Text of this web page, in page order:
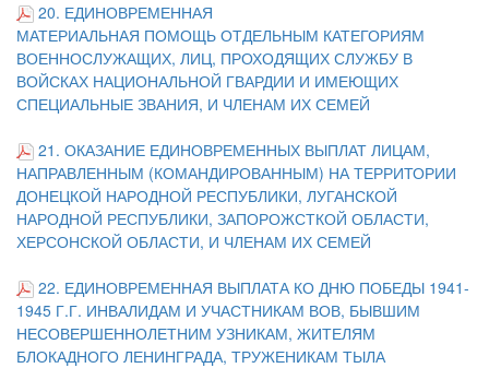
20. ЕДИНОВРЕМЕННАЯ
МАТЕРИАЛЬНАЯ ПОМОЩЬ ОТДЕЛЬНЫМ КАТЕГОРИЯМ
ВОЕННОСЛУЖАЩИХ, ЛИЦ, ПРОХОДЯЩИХ СЛУЖБУ В
ВОЙСКАХ НАЦИОНАЛЬНОЙ ГВАРДИИ И ИМЕЮЩИХ
СПЕЦИАЛЬНЫЕ ЗВАНИЯ, И ЧЛЕНАМ ИХ СЕМЕЙ
21. ОКАЗАНИЕ ЕДИНОВРЕМЕННЫХ ВЫПЛАТ ЛИЦАМ,
НАПРАВЛЕННЫМ (КОМАНДИРОВАННЫМ) НА ТЕРРИТОРИИ
ДОНЕЦКОЙ НАРОДНОЙ РЕСПУБЛИКИ, ЛУГАНСКОЙ
НАРОДНОЙ РЕСПУБЛИКИ, ЗАПОРОЖСТКОЙ ОБЛАСТИ,
ХЕРСОНСКОЙ ОБЛАСТИ, И ЧЛЕНАМ ИХ СЕМЕЙ
22. ЕДИНОВРЕМЕННАЯ ВЫПЛАТА КО ДНЮ ПОБЕДЫ 1941-
1945 Г.Г. ИНВАЛИДАМ И УЧАСТНИКАМ ВОВ, БЫВШИМ
НЕСОВЕРШЕННОЛЕТНИМ УЗНИКАМ, ЖИТЕЛЯМ
БЛОКАДНОГО ЛЕНИНГРАДА, ТРУЖЕНИКАМ ТЫЛА